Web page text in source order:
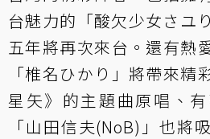
台魅力的「酸欠少女さユ
五年將再次來台。還有熱
「椎名ひかり」將帶來精
星矢》的主題曲原唱、
「山田信夫(NoB)」也將